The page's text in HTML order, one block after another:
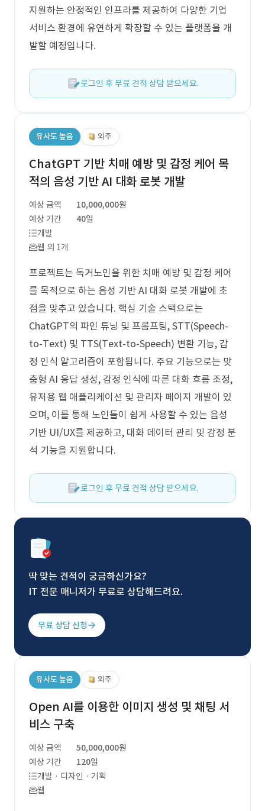
지원하는 안정적인 인프라를 제공하여 다양한 기업
서비스 환경에 유연하게 확장할 수 있는 플랫폼을 개
발할 예정입니다.
로그인 후 무료 견적 상담 받으세요.
유사도 높음 외주
ChatGPT 기반 치매 예방 및 감정 케어 목
적의 음성 기반 AI 대화 로봇 개발
예상 금액
10,000,000원
예상 기간
40일
개발
웹 외 1개
프로젝트는 독거노인을 위한 치매 예방 및 감정 케어
를 목적으로 하는 음성 기반 AI 대화 로봇 개발에 초
점을 맞추고 있습니다. 핵심 기술 스택으로는
ChatGPT의 파인 튜닝 및 프롬프팅, STT(Speech-
to-Text) 및 TTS(Text-to-Speech) 변환 기능, 감
정 인식 알고리즘이 포함됩니다. 주요 기능으로는 맞
춤형 AI 응답 생성, 감정 인식에 따른 대화 흐름 조정,
유저용 웹 애플리케이션 및 관리자 페이지 개발이 있
으며, 이를 통해 노인들이 쉽게 사용할 수 있는 음성
기반 UI/UX를 제공하고, 대화 데이터 관리 및 감정 분
석 기능을 지원합니다.
로그인 후 무료 견적 상담 받으세요.
딱 맞는 견적이 궁금하신가요?
IT 전문 매니저가 무료로 상담해드려요.
무료 상담 신청
유사도 높음 외주
Open AI를 이용한 이미지 생성 및 채팅 서
비스 구축
예상 금액
50,000,000원
예상 기간
120일
개발 · 디자인 · 기획
웹